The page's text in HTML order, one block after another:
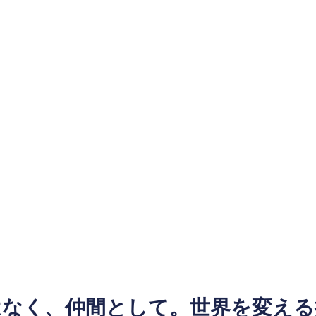
く、仲間として。世界を変え